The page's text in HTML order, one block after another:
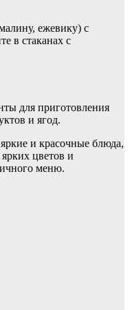
ежевику) с
в стаканах с
для приготовления
и ягод.
и красочные блюда,
цветов и
меню.